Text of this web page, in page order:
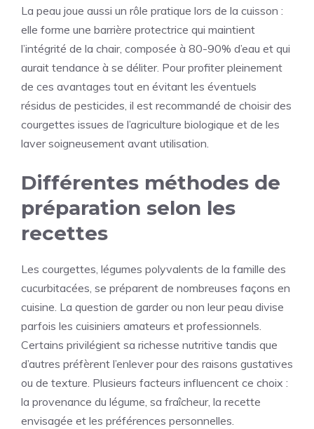
La peau joue aussi un rôle pratique lors de la cuisson :
elle forme une barrière protectrice qui maintient
l’intégrité de la chair, composée à 80-90% d’eau et qui
aurait tendance à se déliter. Pour profiter pleinement
de ces avantages tout en évitant les éventuels
résidus de pesticides, il est recommandé de choisir des
courgettes issues de l’agriculture biologique et de les
laver soigneusement avant utilisation.
Différentes méthodes de
préparation selon les
recettes
Les courgettes, légumes polyvalents de la famille des
cucurbitacées, se préparent de nombreuses façons en
cuisine. La question de garder ou non leur peau divise
parfois les cuisiniers amateurs et professionnels.
Certains privilégient sa richesse nutritive tandis que
d’autres préfèrent l’enlever pour des raisons gustatives
ou de texture. Plusieurs facteurs influencent ce choix :
la provenance du légume, sa fraîcheur, la recette
envisagée et les préférences personnelles.